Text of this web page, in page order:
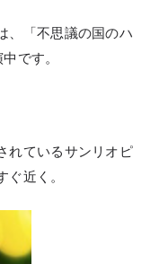
、「不思議の国のハ
です。
れているサンリオピ
近く。